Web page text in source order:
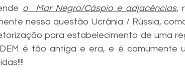
o  Mar Negro/Cáspio e adjacências,
nessa questão Ucrânia / Rússia,
para estabelecimento de uma
é tão antiga e era, e é comumente